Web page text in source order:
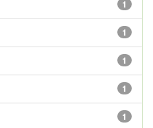
1
1
1
1
1